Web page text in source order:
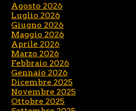
Agosto 2026
Luglio 2026
Giugno 2026
Maggio 2026
Aprile 2026
Marzo 2026
Febbraio 2026
Gennaio 2026
Dicembre 2025
Novembre 2025
Ottobre 2025